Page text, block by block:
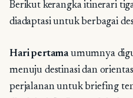
Berikut kerangka itinerari
diadaptasi untuk berbagai
Hari pertamaumumnya
menuju destinasi dan
perjalanan untuk briefing